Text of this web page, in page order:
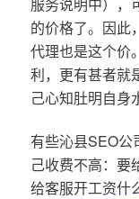
的价格了。因此
代理也是这个价
利，更有甚者就
己心知肚明自身
有些沁县SEO公
己收费不高：要
给客服开工资什